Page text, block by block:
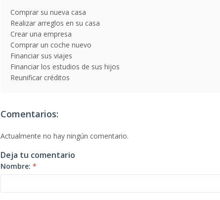
Comprar su nueva casa
Realizar arreglos en su casa
Crear una empresa
Comprar un coche nuevo
Financiar sus viajes
Financiar los estudios de sus hijos
Reunificar créditos
Comentarios:
Actualmente no hay ningún comentario.
Deja tu comentario
Nombre: *